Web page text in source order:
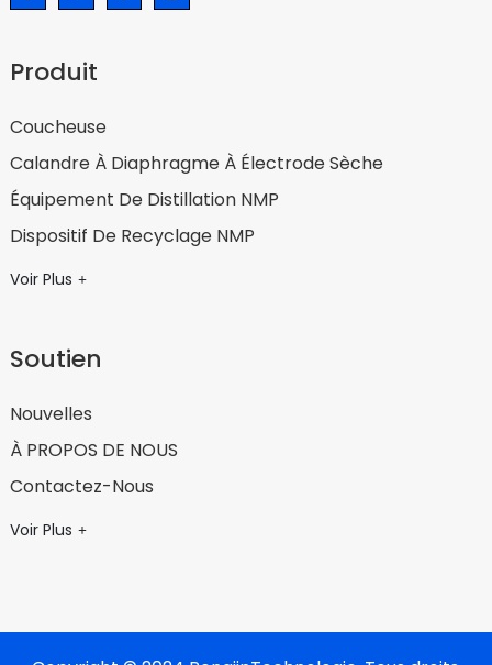
Produit
Coucheuse
Calandre À Diaphragme À Électrode Sèche
Équipement De Distillation NMP
Dispositif De Recyclage NMP
Voir Plus
Soutien
Nouvelles
À PROPOS DE NOUS
Contactez-Nous
Voir Plus